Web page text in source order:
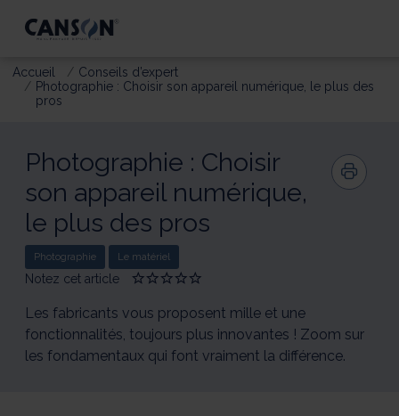
Accueil
Conseils d’expert
Photographie : Choisir son appareil numérique, le plus des
pros
Photographie : Choisir
son appareil numérique,
le plus des pros
Photographie Le matériel
Notez cet article
Give
:
Choisir
son
appareil
Give
:
Choisir
son
appareil
Give
:
Choisir
son
appareil
Give
:
Choisir
son
appareil
Give
:
son
appareil
Les fabricants vous proposent mille et une
fonctionnalités, toujours plus innovantes ! Zoom sur
les fondamentaux qui font vraiment la différence.